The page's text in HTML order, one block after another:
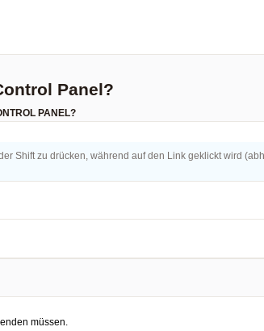
Panel?
PANEL?
Shift zu drücken, während auf den Link geklickt wird